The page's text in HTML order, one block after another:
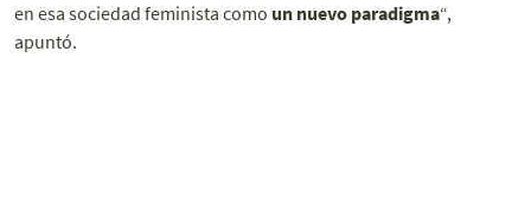
en esa sociedad feminista como un nuevo paradigma“,
apuntó.